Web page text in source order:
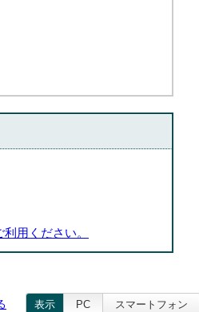
用ください。
表示 PC スマートフォン